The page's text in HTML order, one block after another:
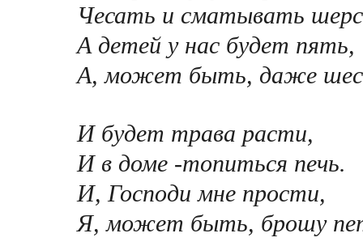
Чесать и сматывать
А детей у нас будет пять,
А, может быть, даже
И будет трава расти,
И в доме -топиться печь.
И, Господи мне прости,
Я, может быть, брошу